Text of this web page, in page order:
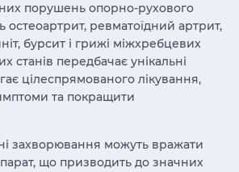
порушень опорно-рухового
остеоартрит, ревматоїдний артрит,
бурсит і грижі міжхребцевих
станів передбачає унікальні
цілеспрямованого лікування,
та покращити
захворювання можуть вражати
що призводить до значних